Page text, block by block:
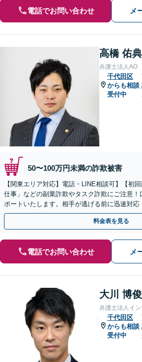
電話でお問い合わせ メ
高橋 佑典
弁護士法人AO
千代田区
からも相談
受付中
50〜100万円未満の詐欺被害
【関東エリア対応】電話・LINE相談可】【初
仕事」などの副業詐欺やタスク詐欺にご注意
ポートいたします。相手が逃げる前に迅速対応
籍】事務所内で連携し問題解決へ【休日・夜間
料金表を見る
電話でお問い合わせ メ
大川 博俊
弁護士法人イ
千代田区
からも相談
受付中